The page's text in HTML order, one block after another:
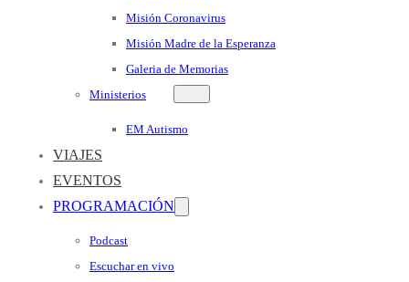
Misión Coronavirus
Misión Madre de la Esperanza
Galeria de Memorias
Ministerios
EM Autismo
VIAJES
EVENTOS
PROGRAMACIÓN
Podcast
Escuchar en vivo